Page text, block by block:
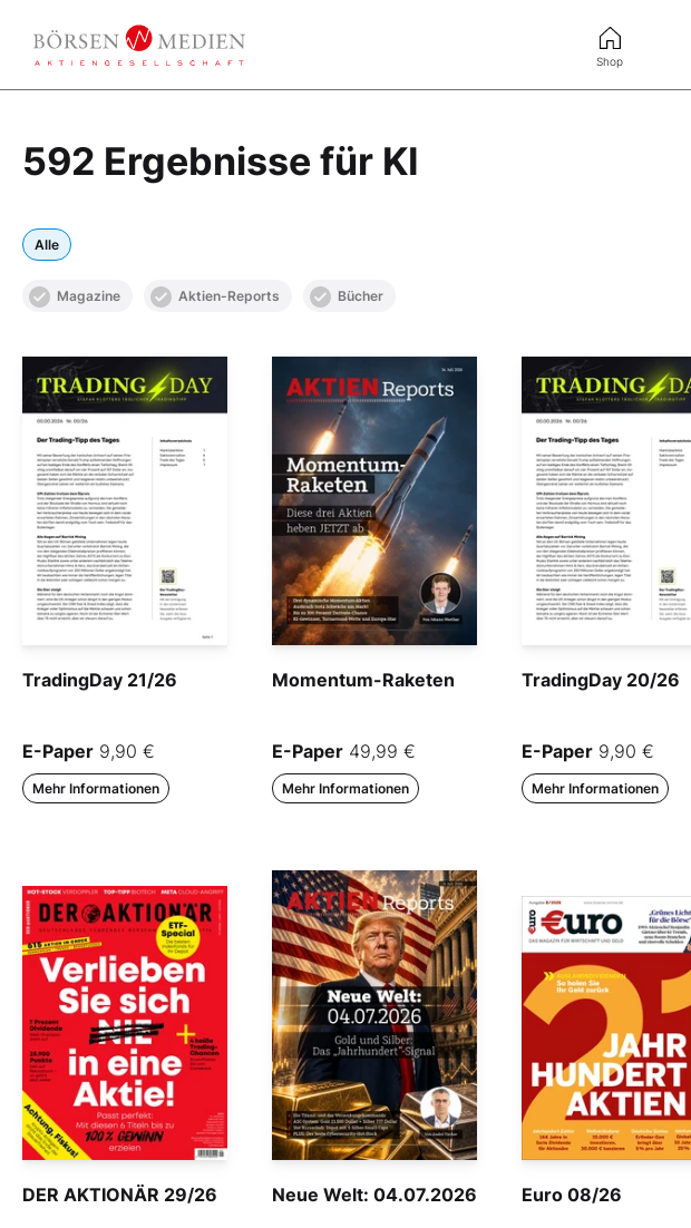
Shop
592 Ergebnisse für KI
Alle
Magazine Aktien-Reports Bücher
TradingDay 21/26
E-Paper 9,90 €
Mehr Informationen
Momentum-Raketen
E-Paper 49,99 €
Mehr Informationen
TradingDay 20/26
E-Paper 9,90 €
Mehr Informationen
DER AKTIONÄR 29/26 Neue Welt: 04.07.2026 Euro 08/26